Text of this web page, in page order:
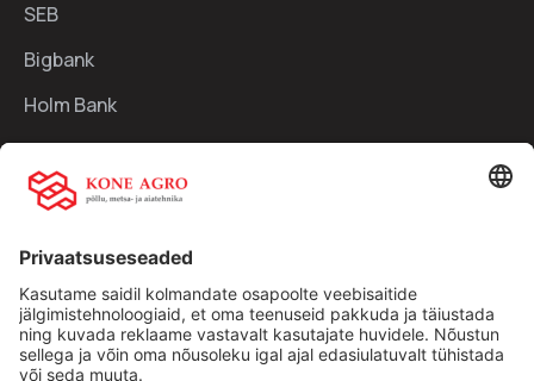
SEB
Bigbank
Holm Bank
Kiirlingid:
Traktorid
Kasutatud tehnika
Kontakt